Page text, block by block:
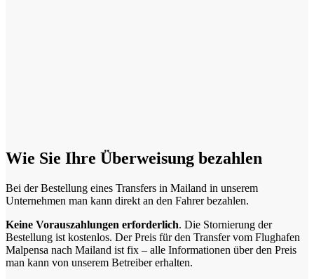
Wie Sie Ihre Überweisung bezahlen
Bei der Bestellung eines Transfers in Mailand in unserem
Unternehmen man kann direkt an den Fahrer bezahlen.
Keine Vorauszahlungen erforderlich. Die Stornierung der
Bestellung ist kostenlos. Der Preis für den Transfer vom Flughafen
Malpensa nach Mailand ist fix – alle Informationen über den Preis
man kann von unserem Betreiber erhalten.